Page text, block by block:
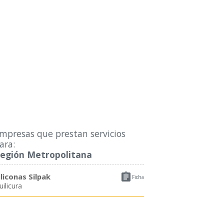
que prestan servicios
Metropolitana
 Ficha
Silpak